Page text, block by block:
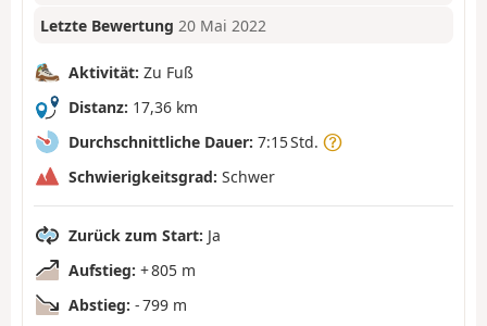
Letzte Bewertung 20 Mai 2022
Aktivität: Zu Fuß
Distanz: 17,36 km
Durchschnittliche Dauer: 7:15 Std.
Schwierigkeitsgrad: Schwer
Zurück zum Start: Ja
Aufstieg: + 805 m
Abstieg: - 799 m